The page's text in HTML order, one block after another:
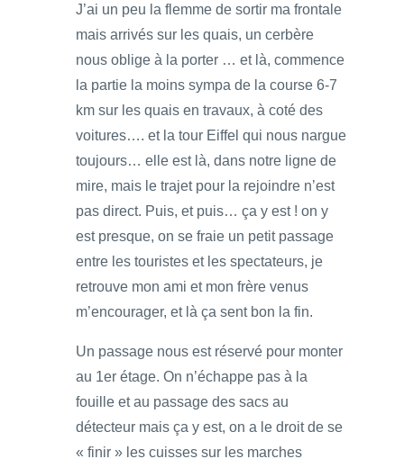
J’ai un peu la flemme de sortir ma frontale
mais arrivés sur les quais, un cerbère
nous oblige à la porter … et là, commence
la partie la moins sympa de la course 6-7
km sur les quais en travaux, à coté des
voitures…. et la tour Eiffel qui nous nargue
toujours… elle est là, dans notre ligne de
mire, mais le trajet pour la rejoindre n’est
pas direct. Puis, et puis… ça y est ! on y
est presque, on se fraie un petit passage
entre les touristes et les spectateurs, je
retrouve mon ami et mon frère venus
m’encourager, et là ça sent bon la fin.
Un passage nous est réservé pour monter
au 1er étage. On n’échappe pas à la
fouille et au passage des sacs au
détecteur mais ça y est, on a le droit de se
« finir » les cuisses sur les marches